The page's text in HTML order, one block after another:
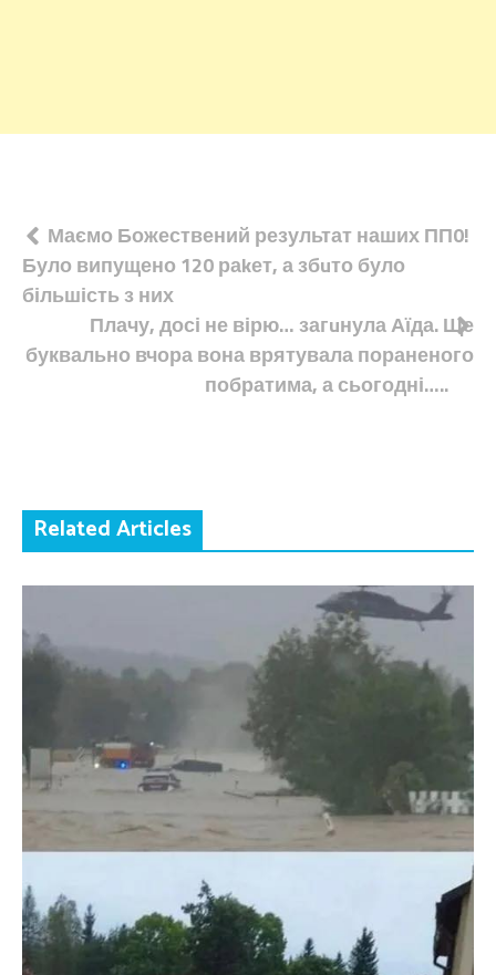
Навігація
записів
Маємо Божествений результат наших ПП0!
Було випущено 120 раkет, а збuто було
більшість з них
Плачу, досі не вірю… загuнула Аїда. Ще
буквально вчора вона врятувала пораненого
побратима, а сьогодні…..
Related Articles